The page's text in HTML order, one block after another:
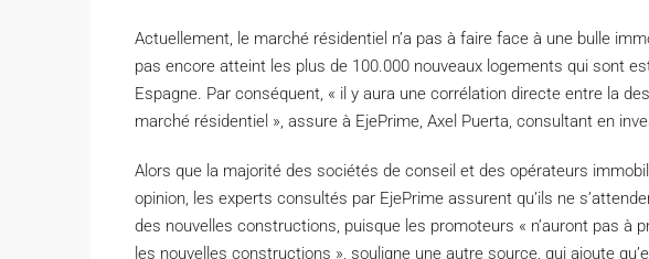
Actuellement, le marché résidentiel n’a pas à faire face à une bulle
pas encore atteint les plus de 100.000 nouveaux logements qui sont
Espagne. Par conséquent, « il y aura une corrélation directe entre la
marché résidentiel », assure à EjePrime, Axel Puerta, consultant en
Alors que la majorité des sociétés de conseil et des opérateurs
opinion, les experts consultés par EjePrime assurent qu’ils ne
des nouvelles constructions, puisque les promoteurs « n’auront pas à
les nouvelles constructions », souligne une autre source, qui ajoute